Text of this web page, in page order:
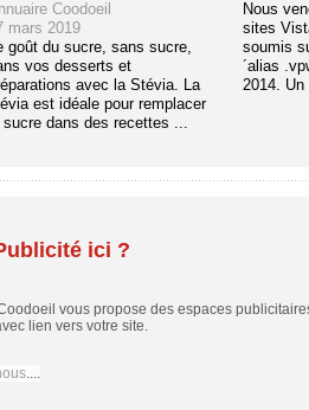
Coodoeil
mars 2019
goût du sucre, sans sucre,
vos desserts et
avec la Stévia. La
est idéale pour remplacer
sucre dans des recettes ...
Nous
sites
soumis
´alias
2014. Un
ici ?
vous propose des espaces
lien vers votre site.
....